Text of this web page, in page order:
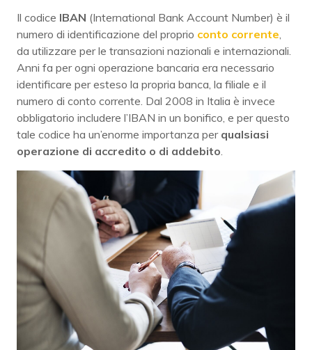
Il codice IBAN (International Bank Account Number) è il
numero di identificazione del proprio conto corrente,
da utilizzare per le transazioni nazionali e internazionali.
Anni fa per ogni operazione bancaria era necessario
identificare per esteso la propria banca, la filiale e il
numero di conto corrente. Dal 2008 in Italia è invece
obbligatorio includere l’IBAN in un bonifico, e per questo
tale codice ha un’enorme importanza per qualsiasi
operazione di accredito o di addebito.